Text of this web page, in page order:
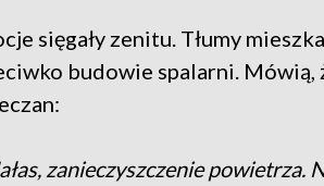
sięgały zenitu. Tłumy
budowie spalarni.
zanieczyszczenie powietrza.